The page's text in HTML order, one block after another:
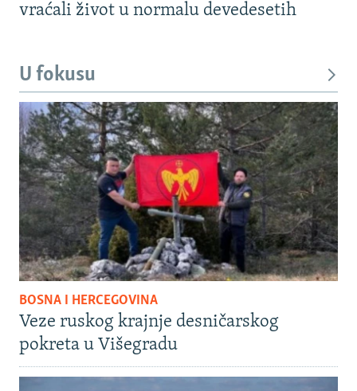
vraćali život u normalu devedesetih
U fokusu
BOSNA I HERCEGOVINA
Veze ruskog krajnje desničarskog
pokreta u Višegradu